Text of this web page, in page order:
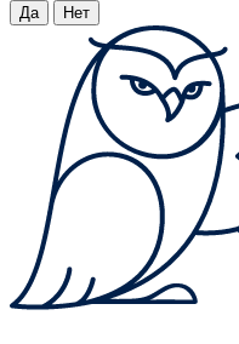
Да Нет